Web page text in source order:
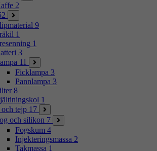
2
9
1
1
3
11
Ficklampa 3
Pannlampa 3
8
1
tejp 17
och silikon 7
Fogskum 4
Injekteringsmassa 2
Takmassa 1